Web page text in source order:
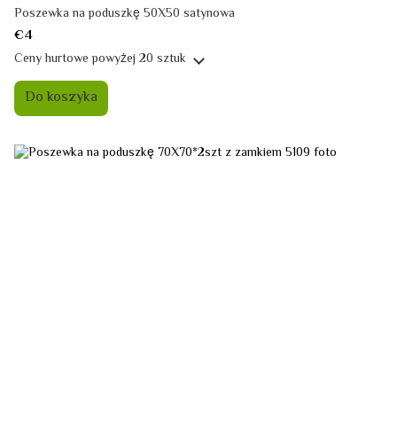
Poszewka na poduszkę 50X50 satynowa
€4
Ceny hurtowepowyżej 20 sztuk
Do koszyka